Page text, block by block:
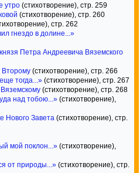
утро (стихотворение), стр. 259
(стихотворение), стр. 260
стр. 262
гнездо в долине...»
Петра Андреевича Вяземского
Второму (стихотворение), стр. 266
тогда...» (стихотворение), стр. 267
(стихотворение), стр. 268
над тобою...» (стихотворение),
Нового Завета (стихотворение), стр.
мой поклон...» (стихотворение),
от природы...» (стихотворение), стр.